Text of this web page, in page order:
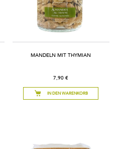
MANDELN MIT THYMIAN
7,90 €
IN DEN WARENKORB